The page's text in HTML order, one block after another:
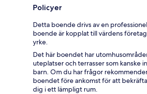
Policyer
Detta boende drivs av en
boende är kopplat till värdens
yrke.
Det här boendet har
uteplatser och terrasser som kanske
barn. Om du har frågor
boendet före ankomst för att
dig i ett lämpligt rum.